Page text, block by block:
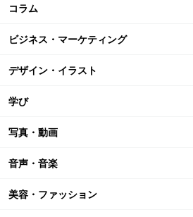
コラム
ビジネス・マーケティング
デザイン・イラスト
学び
写真・動画
音声・音楽
美容・ファッション